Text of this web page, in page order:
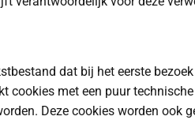
dat bij het eerste
cookies met een puur
Deze cookies worden ook